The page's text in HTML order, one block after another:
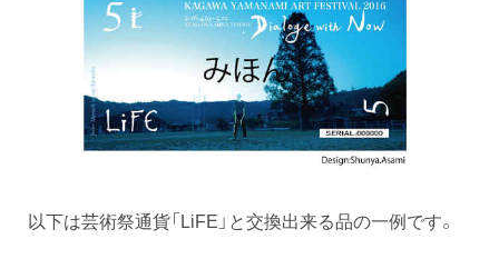
以下は芸術祭通貨「LiFE」と交換出来る品の一例です。